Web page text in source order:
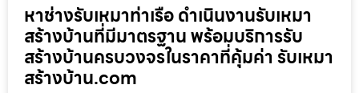
หาช่างรับเหมาท่าเรือ ดำเนินงานรับเหมา
สร้างบ้านที่มีมาตรฐาน พร้อมบริการรับ
สร้างบ้านครบวงจรในราคาที่คุ้มค่า รับเหมา
สร้างบ้าน.com